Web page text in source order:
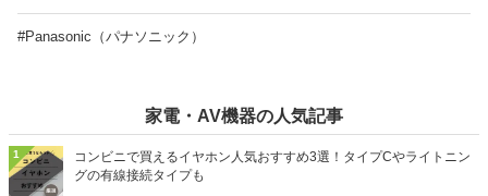
#Panasonic（パナソニック）
家電・AV機器の人気記事
1
コンビニで買えるイヤホン人気おすすめ3選！タイプCやライトニン
グの有線接続タイプも